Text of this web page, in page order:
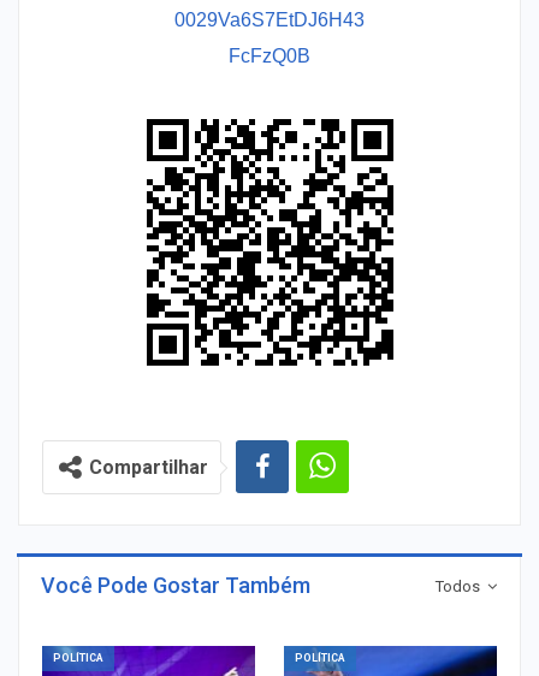
0029Va6S7EtDJ6H43
FcFzQ0B
Compartilhar
Todos
Você Pode Gostar Também
POLÍTICA POLÍTICA